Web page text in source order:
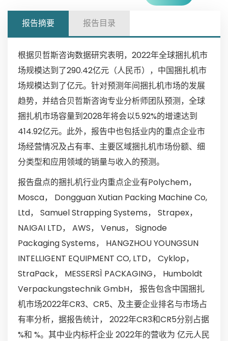
报告摘要 报告目录
根据贝哲斯咨询数据研究表明，2022年全球捆扎机市
场规模达到了290.42亿元（人民币），中国捆扎机市
场规模达到了亿元。针对预测年间捆扎机市场的发展
趋势，并结合贝哲斯咨询专业分析师团队预测，全球
捆扎机市场容量到2028年将会以5.92%的增速达到
414.92亿元。此外，报告中也包括业内的重点企业市
场经营情况及占有率、主要区域捆扎机市场份额、细
分类型和应用领域的销量与收入的预测。
报告盘点的捆扎机行业内重点企业有Polychem，
Mosca， Dongguan Xutian Packing Machine Co,
Ltd， Samuel Strapping Systems， Strapex，
NAIGAI LTD， AWS， Venus， Signode
Packaging Systems， HANGZHOU YOUNGSUN
INTELLIGENT EQUIPMENT CO, LTD， Cyklop，
StraPack， MESSERSÌ PACKAGING， Humboldt
Verpackungstechnik GmbH， 报告包含中国捆扎
机市场2022年CR3、CR5、及主要企业排名与市场占
有率分析，据报告统计， 2022年CR3和CR5分别占据
%和 %。其中业内标杆企业 2022年的营收为 亿元人民